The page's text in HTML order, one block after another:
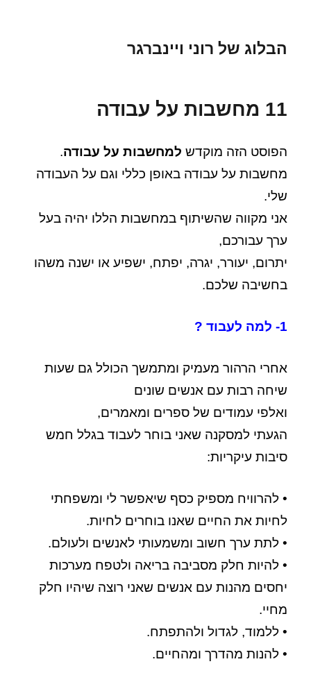
הבלוג של רוני ויינברגר
11 מחשבות על עבודה
הפוסט הזה מוקדש למחשבות על עבודה.
מחשבות על עבודה באופן כללי וגם על העבודה
שלי.
אני מקווה שהשיתוף במחשבות הללו יהיה בעל
ערך עבורכם,
יתרום, יעורר, יגרה, יפתח, ישפיע או ישנה משהו
בחשיבה שלכם.
1- למה לעבוד ?
אחרי הרהור מעמיק ומתמשך הכולל גם שעות
שיחה רבות עם אנשים שונים
ואלפי עמודים של ספרים ומאמרים,
הגעתי למסקנה שאני בוחר לעבוד בגלל חמש
סיבות עיקריות:
• להרוויח מספיק כסף שיאפשר לי ומשפחתי
לחיות את החיים שאנו בוחרים לחיות.
• לתת ערך חשוב ומשמעותי לאנשים ולעולם.
• להיות חלק מסביבה בריאה ולטפח מערכות
יחסים מהנות עם אנשים שאני רוצה שיהיו חלק
מחיי.
• ללמוד, לגדול ולהתפתח.
• להנות מהדרך ומהחיים.